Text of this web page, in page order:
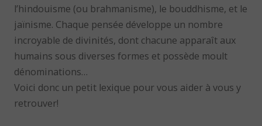
l’hindouisme (ou brahmanisme), le bouddhisme, et le
jaïnisme. Chaque pensée développe un nombre
incroyable de divinités, dont chacune apparaît aux
humains sous diverses formes et possède moult
dénominations…
Voici donc un petit lexique pour vous aider à vous y
retrouver!